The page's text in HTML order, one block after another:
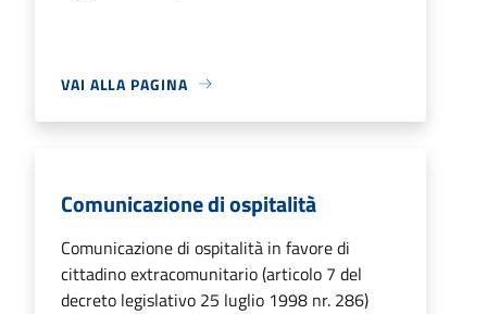
VAI ALLA PAGINA
Comunicazione di ospitalità
Comunicazione di ospitalità in favore di
cittadino extracomunitario (articolo 7 del
decreto legislativo 25 luglio 1998 nr. 286)